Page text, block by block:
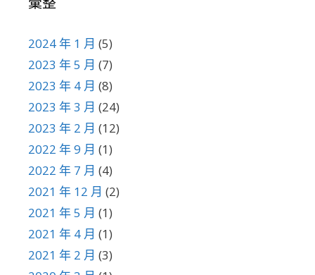
2024 年 1 月 (5)
2023 年 5 月 (7)
2023 年 4 月 (8)
2023 年 3 月 (24)
2023 年 2 月 (12)
2022 年 9 月 (1)
2022 年 7 月 (4)
2021 年 12 月 (2)
2021 年 5 月 (1)
2021 年 4 月 (1)
2021 年 2 月 (3)